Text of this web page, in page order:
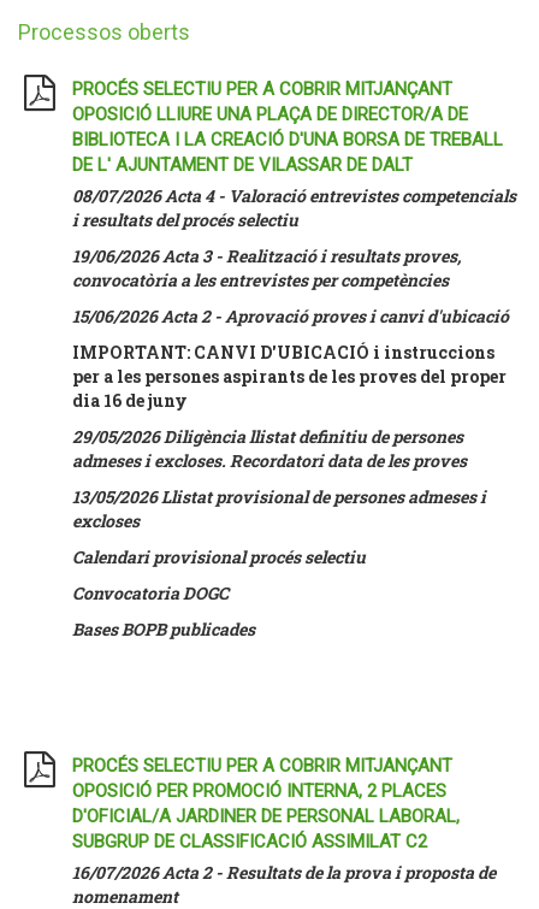
Processos oberts
PROCÉS SELECTIU PER A COBRIR MITJANÇANT
OPOSICIÓ LLIURE UNA PLAÇA DE DIRECTOR/A DE
BIBLIOTECA I LA CREACIÓ D'UNA BORSA DE TREBALL
DE L' AJUNTAMENT DE VILASSAR DE DALT
08/07/2026 Acta 4 - Valoració entrevistes competencials
i resultats del procés selectiu
19/06/2026 Acta 3 - Realització i resultats proves,
convocatòria a les entrevistes per competències
15/06/2026 Acta 2 - Aprovació proves i canvi d'ubicació
IMPORTANT: CANVI D'UBICACIÓ i instruccions
per a les persones aspirants de les proves del proper
dia 16 de juny
29/05/2026 Diligència llistat definitiu de persones
admeses i excloses. Recordatori data de les proves
13/05/2026 Llistat provisional de persones admeses i
excloses
Calendari provisional procés selectiu
Convocatoria DOGC
Bases BOPB publicades
PROCÉS SELECTIU PER A COBRIR MITJANÇANT
OPOSICIÓ PER PROMOCIÓ INTERNA, 2 PLACES
D'OFICIAL/A JARDINER DE PERSONAL LABORAL,
SUBGRUP DE CLASSIFICACIÓ ASSIMILAT C2
16/07/2026 Acta 2 - Resultats de la prova i proposta de
nomenament